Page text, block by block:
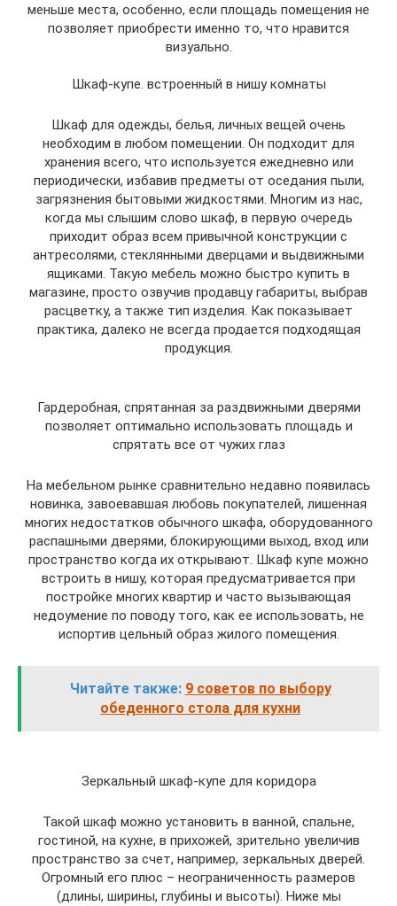
меньше места, особенно, если площадь помещения не
позволяет приобрести именно то, что нравится
визуально.
Шкаф-купе. встроенный в нишу комнаты
Шкаф для одежды, белья, личных вещей очень
необходим в любом помещении. Он подходит для
хранения всего, что используется ежедневно или
периодически, избавив предметы от оседания пыли,
загрязнения бытовыми жидкостями. Многим из нас,
когда мы слышим слово шкаф, в первую очередь
приходит образ всем привычной конструкции с
антресолями, стеклянными дверцами и выдвижными
ящиками. Такую мебель можно быстро купить в
магазине, просто озвучив продавцу габариты, выбрав
расцветку, а также тип изделия. Как показывает
практика, далеко не всегда продается подходящая
продукция.
Гардеробная, спрятанная за раздвижными дверями
позволяет оптимально использовать площадь и
спрятать все от чужих глаз
На мебельном рынке сравнительно недавно появилась
новинка, завоевавшая любовь покупателей, лишенная
многих недостатков обычного шкафа, оборудованного
распашными дверями, блокирующими выход, вход или
пространство когда их открывают. Шкаф купе можно
встроить в нишу, которая предусматривается при
постройке многих квартир и часто вызывающая
недоумение по поводу того, как ее использовать, не
испортив цельный образ жилого помещения.
Читайте также: 9 советов по выбору
обеденного стола для кухни
Зеркальный шкаф-купе для коридора
Такой шкаф можно установить в ванной, спальне,
гостиной, на кухне, в прихожей, зрительно увеличив
пространство за счет, например, зеркальных дверей.
Огромный его плюс – неограниченность размеров
(длины, ширины, глубины и высоты). Ниже мы